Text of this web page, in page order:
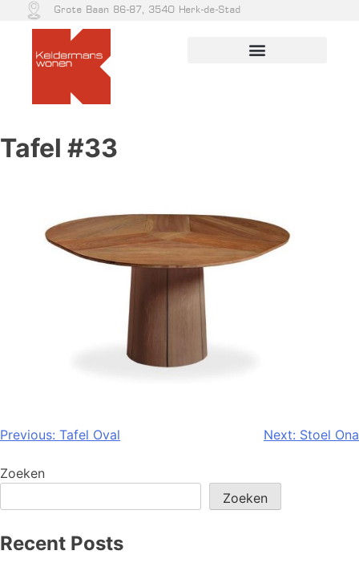
Grote Baan 86-87, 3540 Herk-de-Stad
Tafel #33
Previous: Tafel Oval Next: Stoel Ona
Zoeken
Zoeken
Recent Posts